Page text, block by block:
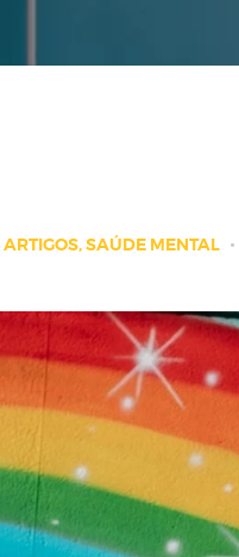
ARTIGOS,SAÚDE MENTAL